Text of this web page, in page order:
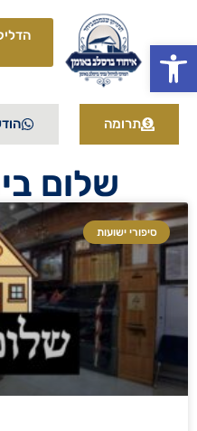
פתח סרגל נגישות
תרומה
שלום
סיפורי ישועות